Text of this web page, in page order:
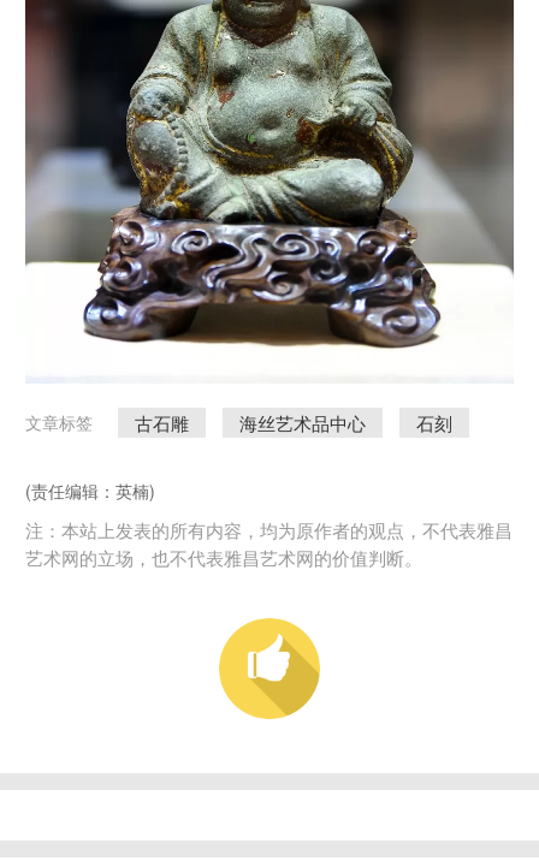
文章标签 古石雕 海丝艺术品中心 石刻
(责任编辑：英楠)
注：本站上发表的所有内容，均为原作者的观点，不代表雅昌
艺术网的立场，也不代表雅昌艺术网的价值判断。